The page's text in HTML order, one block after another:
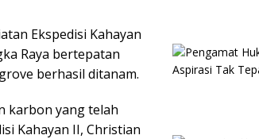
Ekspedisi Kahayan
Raya bertepatan
berhasil ditanam.
karbon yang telah
Kahayan II, Christian